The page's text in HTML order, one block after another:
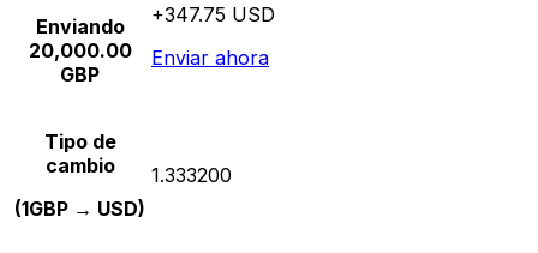
Enviando
20,000.00
GBP
+347.75 USD
Enviar ahora
Tipo de
cambio
(1GBP → USD)
1.333200